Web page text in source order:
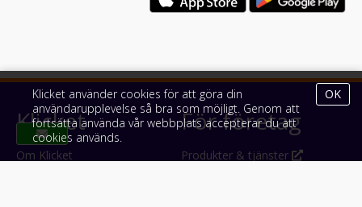
Klicket
Om Klicket
För företag
Produkter & tjänster
Klicket använder cookies för att göra din
användarupplevelse så bra som möjligt. Genom att
fortsätta använda vår webbplats accepterar du att
cookies används.
OK